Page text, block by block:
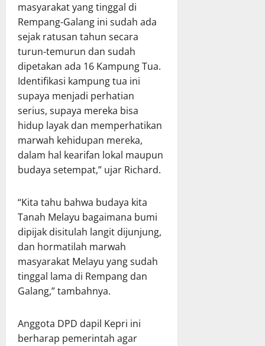
masyarakat yang tinggal di
Rempang-Galang ini sudah ada
sejak ratusan tahun secara
turun-temurun dan sudah
dipetakan ada 16 Kampung Tua.
Identifikasi kampung tua ini
supaya menjadi perhatian
serius, supaya mereka bisa
hidup layak dan memperhatikan
marwah kehidupan mereka,
dalam hal kearifan lokal maupun
budaya setempat,” ujar Richard.
“Kita tahu bahwa budaya kita
Tanah Melayu bagaimana bumi
dipijak disitulah langit dijunjung,
dan hormatilah marwah
masyarakat Melayu yang sudah
tinggal lama di Rempang dan
Galang,” tambahnya.
Anggota DPD dapil Kepri ini
berharap pemerintah agar